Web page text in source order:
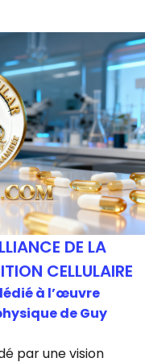
DE LA
CELLULAIRE
à l’œuvre
de Guy
par une vision